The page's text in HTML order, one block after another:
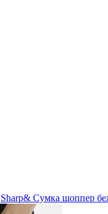
Sharp& Сумка шоппер